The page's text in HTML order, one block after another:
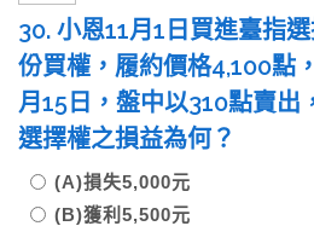
30. 小恩11月1日買進臺指
份買權，履約價格4,100點
月15日，盤中以310點賣出
選擇權之損益為何？
(A)損失5,000元
(B)獲利5,500元